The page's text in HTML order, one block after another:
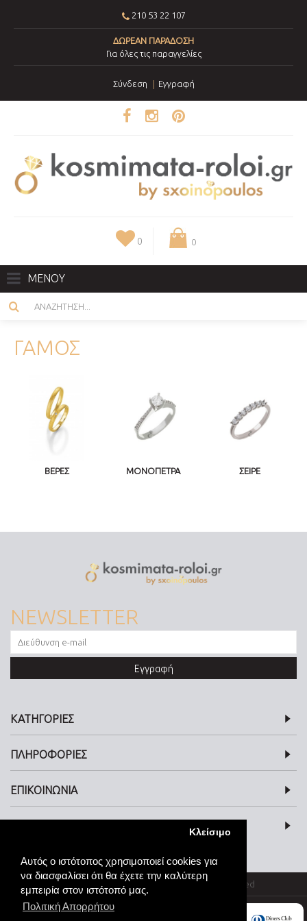
Αυτός ο ιστότοπος χρησιμοποιεί cookies για
να διασφαλίσει ότι θα έχετε την καλύτερη
εμπειρία στον ιστότοπό μας.
Πολιτική Απορρήτου
Κλείσιμο
210 53 22 107
ΔΩΡΕΑΝ ΠΑΡΑΔΟΣΗ
Για όλες τις παραγγελίες
Σύνδεση Εγγραφή
0 0
ΜΕΝΟΥ
ΓΑΜΟΣ
ΒΕΡΕΣ ΜΟΝΟΠΕΤΡΑ ΣΕΙΡΕ
NEWSLETTER
Εγγραφή
ΚΑΤΗΓΟΡΙΕΣ
ΠΛΗΡΟΦΟΡΙΕΣ
ΕΠΙΚΟΙΝΩΝΙΑ
© kosmimata-roloi.gr Jewellery. All rights reserved